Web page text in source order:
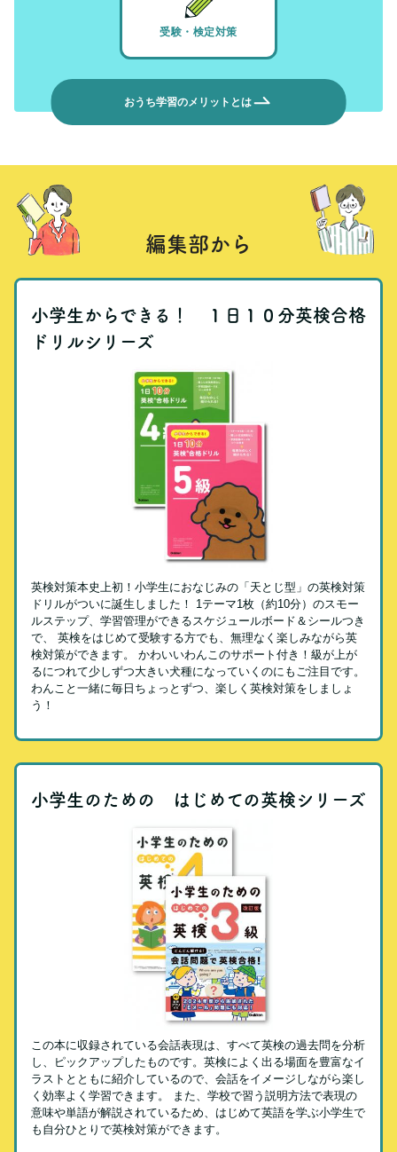
受験・検定対策
おうち学習のメリットとは
編集部から
小学生からできる！ １日１０分英検合格
ドリルシリーズ
英検対策本史上初！小学生におなじみの「天とじ型」の英検対策
ドリルがついに誕生しました！ 1テーマ1枚（約10分）のスモー
ルステップ、学習管理ができるスケジュールボード＆シールつき
で、 英検をはじめて受験する方でも、無理なく楽しみながら英
検対策ができます。 かわいいわんこのサポート付き！級が上が
るにつれて少しずつ大きい犬種になっていくのにもご注目です。
わんこと一緒に毎日ちょっとずつ、楽しく英検対策をしましょ
う！
小学生のための はじめての英検シリーズ
この本に収録されている会話表現は、すべて英検の過去問を分析
し、ピックアップしたものです。英検によく出る場面を豊富なイ
ラストとともに紹介しているので、会話をイメージしながら楽し
く効率よく学習できます。 また、学校で習う説明方法で表現の
意味や単語が解説されているため、はじめて英語を学ぶ小学生で
も自分ひとりで英検対策ができます。